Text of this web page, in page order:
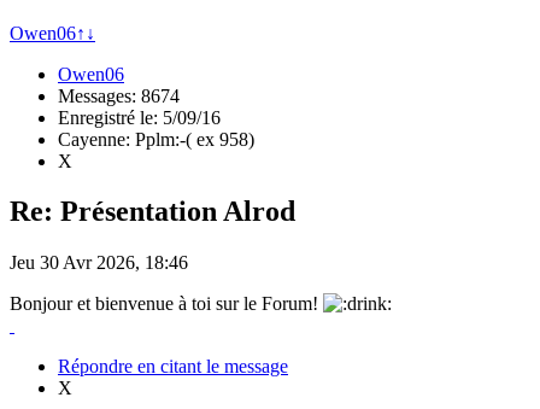
Owen06↑ ↓
Owen06
Messages: 8674
Enregistré le: 5/09/16
Cayenne: Pplm:-( ex 958)
X
Re: Présentation Alrod
Jeu 30 Avr 2026, 18:46
Bonjour et bienvenue à toi sur le Forum!
Répondre en citant le message
X